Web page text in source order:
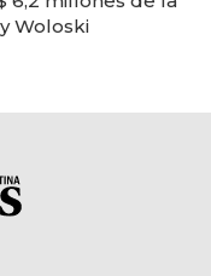
Woloski